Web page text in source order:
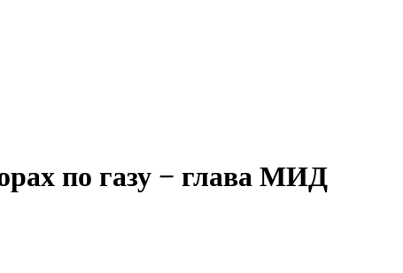
по газу − глава МИД